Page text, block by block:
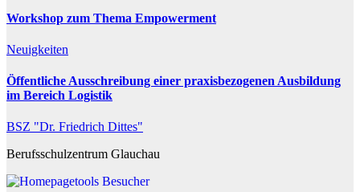
Workshop zum Thema Empowerment
Neuigkeiten
Öffentliche Ausschreibung einer praxisbezogenen Ausbildung
im Bereich Logistik
BSZ "Dr. Friedrich Dittes"
Berufsschulzentrum Glauchau
Besucher